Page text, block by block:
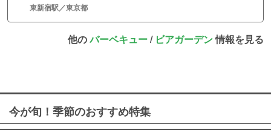
東新宿駅／東京都
他のバーベキュー/ ビアガーデン情報を見る
今が旬！季節のおすすめ特集